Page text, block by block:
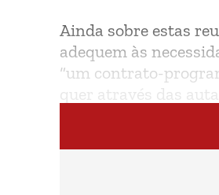
Ainda sobre estas
adequem às
“um contrato-
quer através das